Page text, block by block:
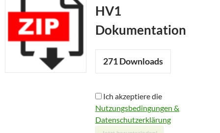
HV1
Dokumentation
271Downloads
Ich akzeptiere die
Nutzungsbedingungen &
Datenschutzerklärung